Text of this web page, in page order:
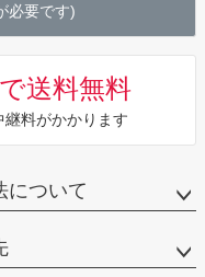
必要です)
送料無料
料がかかります
について